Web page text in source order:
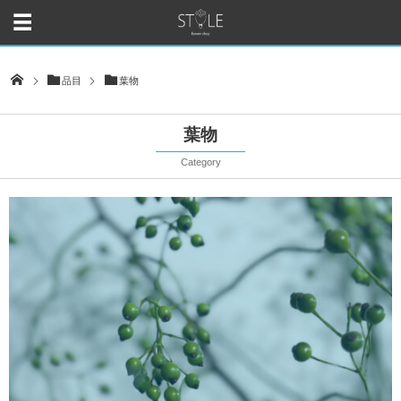
品目 葉物
葉物
Category